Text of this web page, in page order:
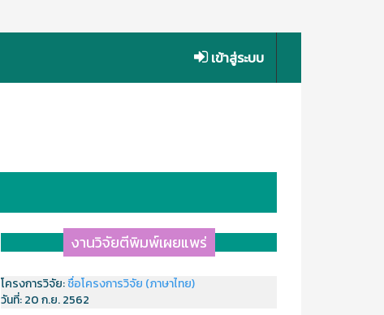
เข้าสู่ระบบ
งานวิจัยตีพิมพ์เผยแพร่
โครงการวิจัย:ชื่อโครงการวิจัย (ภาษาไทย)
วันที่:20 ก.ย. 2562